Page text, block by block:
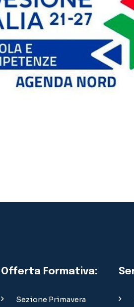
Offerta Formativa:
Sezione Primavera